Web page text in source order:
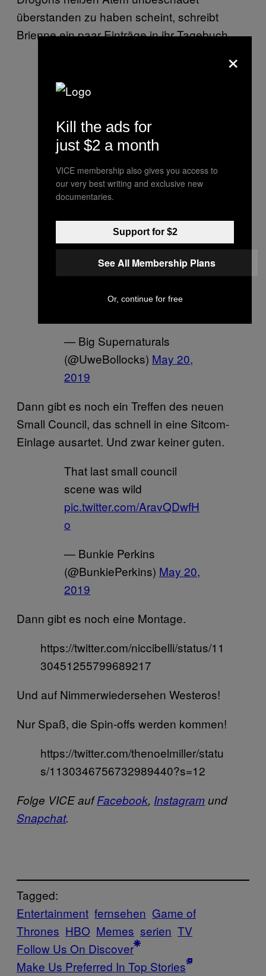
überstanden zu haben scheint, schreibt
Brienne ein paar Einträge in ihr Tagebuch.
nastiest skank bitch I have
ever met. Do not trust him,
he is a fugly slut.
#GameofThrones
pic.twitter.com/N4I3XvBeB
y
— Dana Nugent
(@DMNug)May 20, 2019
https://twitter.com/stavvybaby/status
/1130296587069136896?s=12
pic.twitter.com/lYR4JkmiR
— Big Supernaturals
(@UweBollocks) May 20,
2019
Dann gibt es noch ein Treffen des neuen
Small Council, das schnell in eine Sitcom-
Einlage ausartet. Und zwar keiner guten.
That last small council
scene was wild
pic.twitter.com/AravQDwfH
o
— Bunkie Perkins
(@BunkiePerkins) May 20,
2019
Dann gibt es noch eine Montage.
https://twitter.com/niccibelli/status/11
30451255799689217
Und auf Nimmerwiedersehen Westeros!
Nur Spaß, die Spin-offs werden kommen!
https://twitter.com/thenoelmiller/statu
s/1130346756732989440?s=12
Folge VICE aufFacebook, Instagramund
Snapchat.
Tagged:
Entertainment fernsehen Game of
Thrones HBO Memes serien TV
Follow Us On Discover
Make Us Preferred In Top Stories
×
Kill the ads for
just $2 a month
VICE membership also gives you access to
our very best writing and exclusive new
documentaries.
Support for $2
See All Membership Plans
Or, continue for free